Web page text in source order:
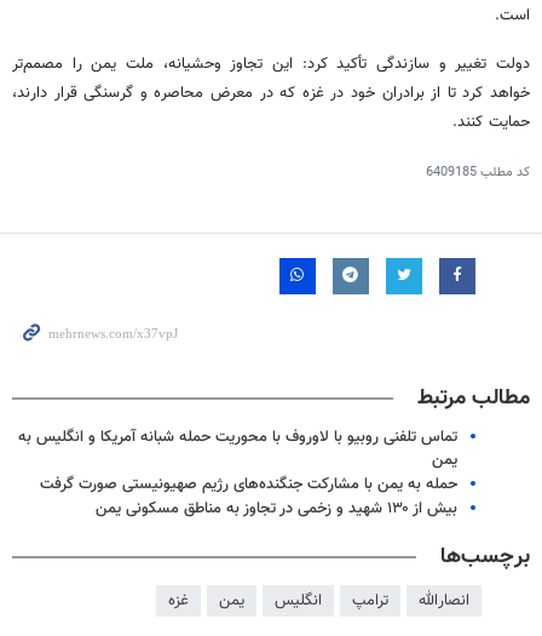
است.
دولت تغییر و سازندگی تأکید کرد: این تجاوز وحشیانه، ملت یمن را مصمم‌تر
خواهد کرد تا از برادران خود در غزه که در معرض محاصره و گرسنگی قرار دارند،
حمایت کنند.
کد مطلب6409185
مطالب مرتبط
تماس تلفنی روبیو با لاوروف با محوریت حمله شبانه آمریکا و انگلیس به
یمن
حمله به یمن با مشارکت جنگنده‌های رژیم صهیونیستی صورت گرفت
بیش از ۱۳۰ شهید و زخمی در تجاوز به مناطق مسکونی یمن
برچسب‌ها
انصارالله ترامپ انگلیس یمن غزه